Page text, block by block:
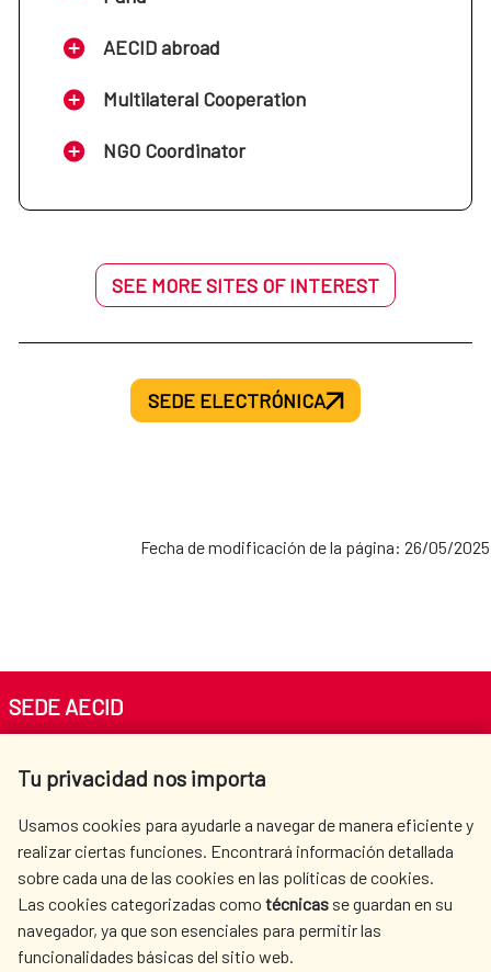
AECID abroad
Multilateral Cooperation
NGO Coordinator
SEE MORE SITES OF INTEREST
SEDE ELECTRÓNICA
Fecha de modificación de la página: 26/05/2025
Tu privacidad nos importa
Usamos cookies para ayudarle a navegar de manera eficiente y
realizar ciertas funciones. Encontrará información detallada
sobre cada una de las cookies en las políticas de cookies.
Las cookies categorizadas como técnicas se guardan en su
navegador, ya que son esenciales para permitir las
funcionalidades básicas del sitio web.
SEDE AECID
Tel. +34 900 20 30 54​​​​​​​
AECID
WHERE DO WE COOPERATE?
SPANISH HUMANITARIAN
ACTION
PRESS ROOM